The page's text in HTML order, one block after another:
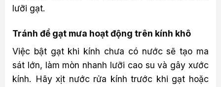
lưỡi gạt.
Tránh để gạt mưa hoạt động trên kính khô
Việc bật gạt khi kính chưa có nước sẽ tạo ma
sát lớn, làm mòn nhanh lưỡi cao su và gây xước
kính. Hãy xịt nước rửa kính trước khi gạt hoặc